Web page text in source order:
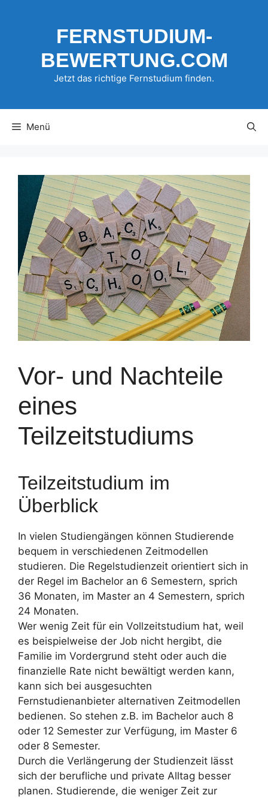
FERNSTUDIUM-
BEWERTUNG.COM
Jetzt das richtige Fernstudium finden.
Menü
Vor- und Nachteile
eines
Teilzeitstudiums
Teilzeitstudium im
Überblick
In vielen Studiengängen können Studierende
bequem in verschiedenen Zeitmodellen
studieren. Die Regelstudienzeit orientiert sich in
der Regel im Bachelor an 6 Semestern, sprich
36 Monaten, im Master an 4 Semestern, sprich
24 Monaten.
Wer wenig Zeit für ein Vollzeitstudium hat, weil
es beispielweise der Job nicht hergibt, die
Familie im Vordergrund steht oder auch die
finanzielle Rate nicht bewältigt werden kann,
kann sich bei ausgesuchten
Fernstudienanbieter alternativen Zeitmodellen
bedienen. So stehen z.B. im Bachelor auch 8
oder 12 Semester zur Verfügung, im Master 6
oder 8 Semester.
Durch die Verlängerung der Studienzeit lässt
sich der berufliche und private Alltag besser
planen. Studierende, die weniger Zeit zur